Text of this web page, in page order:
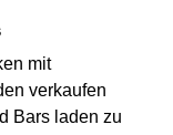
mit
verkaufen
Bars laden zu